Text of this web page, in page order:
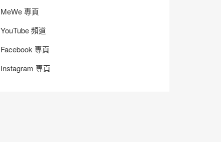
MeWe 專頁
YouTube 頻道
Facebook 專頁
Instagram 專頁